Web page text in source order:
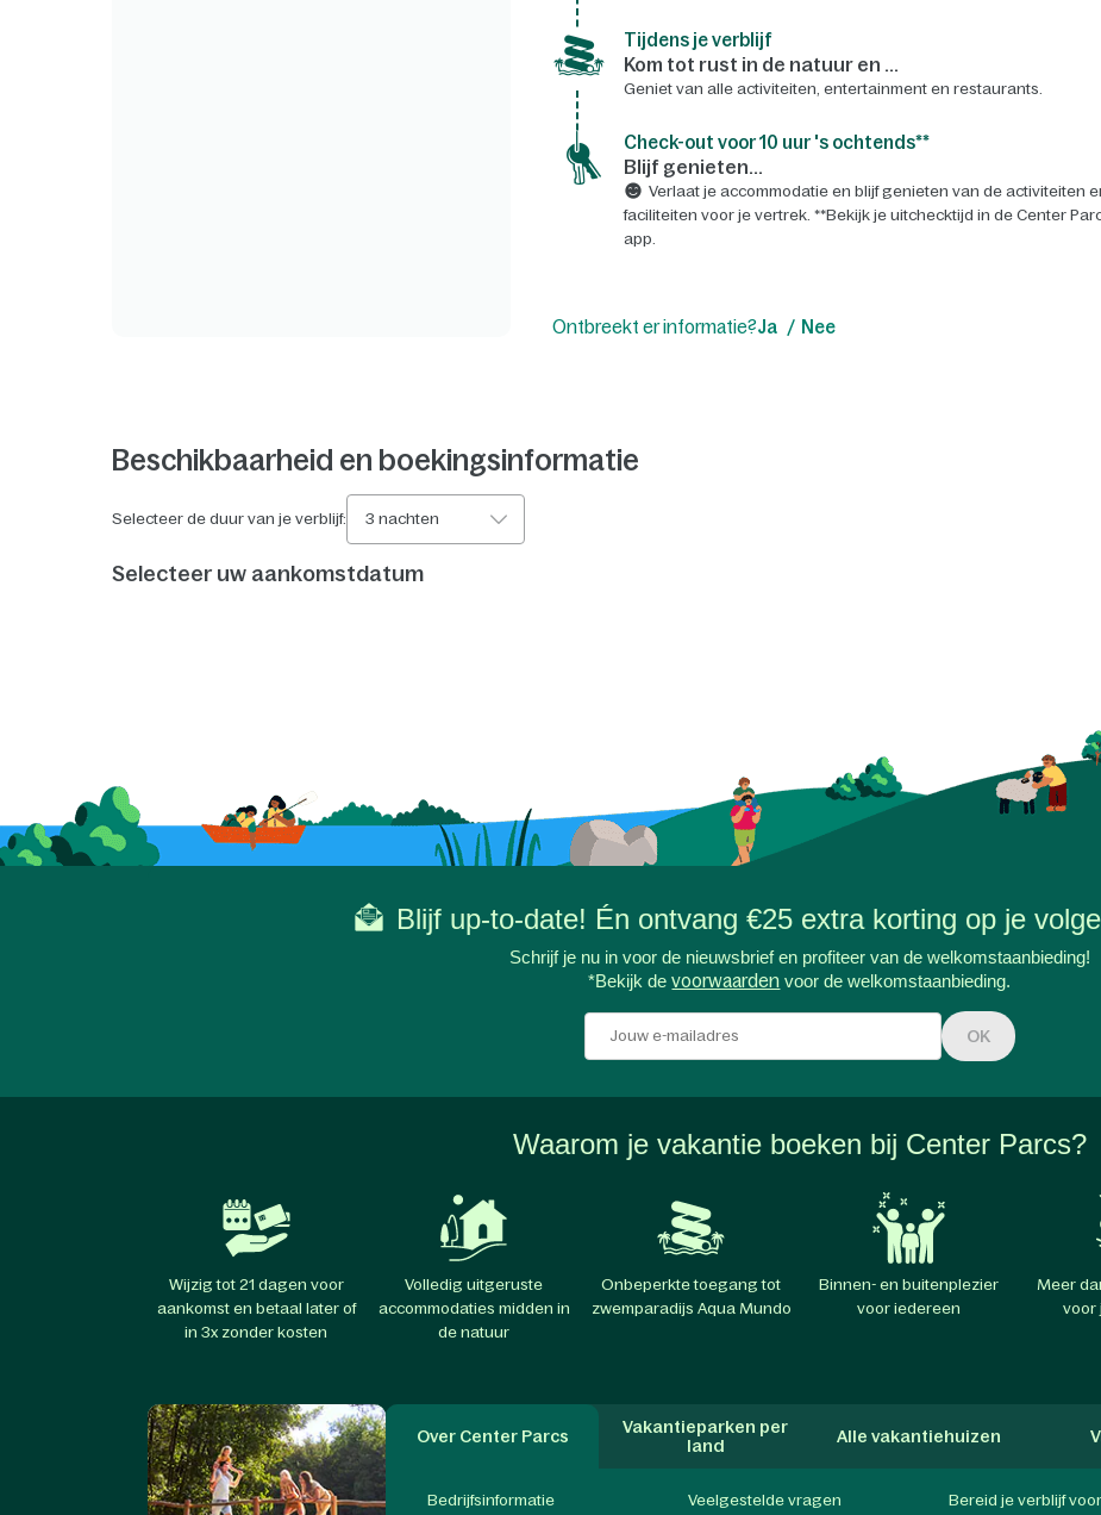
Tijdens je verblijf
Kom tot rust in de natuur en ...
Geniet van alle activiteiten, entertainment en restaurants.
Check-out voor 10 uur 's ochtends**
Blijf genieten...
Verlaat je accommodatie en blijf genieten van de activiteiten
faciliteiten voor je vertrek. **Bekijk je uitchecktijd in de Center
app.
Ontbreekt er informatie?Ja Nee
Beschikbaarheid en boekingsinformatie
Selecteer de duur van je verblijf: 3 nachten
Selecteer uw aankomstdatum
Blijf up-to-date! Én ontvang €25 extra korting op je
Schrijf je nu in voor de nieuwsbrief en profiteer van de welkomstaanbieding!
*Bekijk devoorwaarden voor de welkomstaanbieding.
OK
Waarom je vakantie boeken bij Center Parcs?
Wijzig tot 21 dagen voor
aankomst en betaal later of
in 3x zonder kosten
Volledig uitgeruste
accommodaties midden in
de natuur
Onbeperkte toegang tot
zwemparadijs Aqua Mundo
Binnen- en buitenplezier
voor iedereen
Meer
voor
Over Center Parcs
Vakantieparken per
land
Alle vakantiehuizen
Bedrijfsinformatie Veelgestelde vragen Bereid je verblijf voor